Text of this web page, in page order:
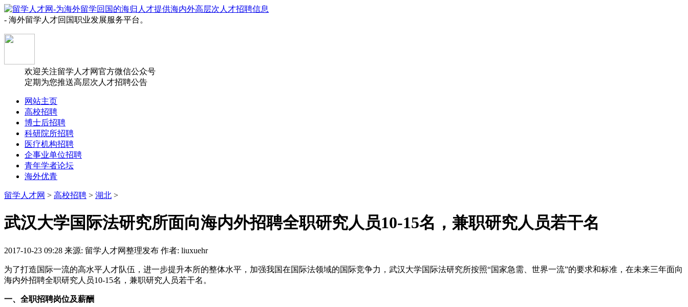
- 海外留学人才回国职业发展服务平台。
欢迎关注留学人才网官方微信公众号
定期为您推送高层次人才招聘公告
网站主页
高校招聘
博士后招聘
科研院所招聘
医疗机构招聘
企事业单位招聘
青年学者论坛
海外优青
留学人才网 > 高校招聘 > 湖北 >
武汉大学国际法研究所面向海内外招聘全职研究人员10-15名，兼职研究人员若干名
2017-10-23 09:28 来源: 留学人才网整理发布 作者: liuxuehr
为了打造国际一流的高水平人才队伍，进一步提升本所的整体水平，加强我国在国际法领域的国际竞争力，武汉大学国际法研究所按照“国家急需、世界一流”的要求和标准，在未来三年面向
海内外招聘全职研究人员10-15名，兼职研究人员若干名。
一、全职招聘岗位及薪酬